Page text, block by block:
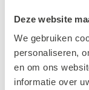
Deze website
We gebruiken
personaliseren,
en om ons
informatie over